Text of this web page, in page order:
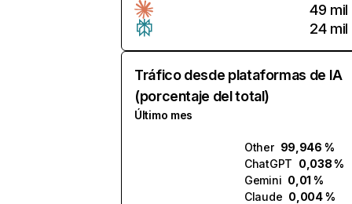
49 mil
24 mil
Tráfico desde plataformas de IA
(porcentaje del total)
Último mes
Other 99,946 %
ChatGPT 0,038 %
Gemini 0,01 %
Claude 0,004 %